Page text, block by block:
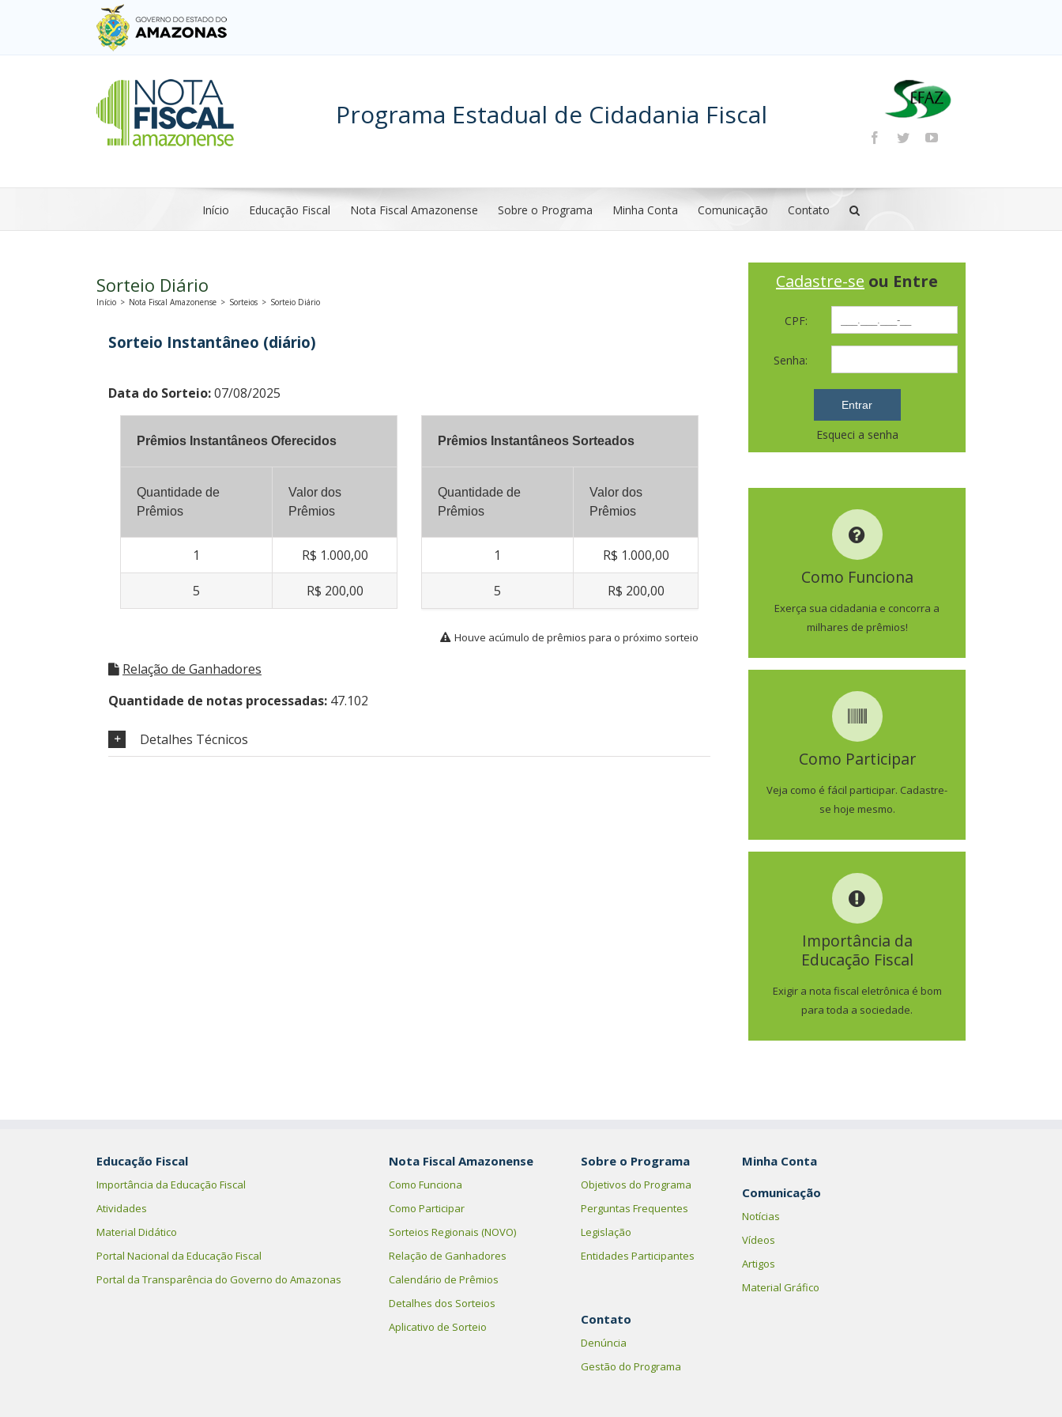
Programa Estadual de Cidadania Fiscal
Início Educação Fiscal Nota Fiscal Amazonense Sobre o Programa Minha Conta Comunicação Contato
Sorteio Diário
Início > Nota Fiscal Amazonense > Sorteios > Sorteio Diário
Sorteio Instantâneo (diário)
Data do Sorteio:07/08/2025
Prêmios Instantâneos Oferecidos
Quantidade de
Prêmios
Valor dos
Prêmios
1 R$ 1.000,00
5 R$ 200,00
Prêmios Instantâneos Sorteados
Quantidade de
Prêmios
Valor dos
Prêmios
1 R$ 1.000,00
5 R$ 200,00
Houve acúmulo de prêmios para o próximo sorteio
Relação de Ganhadores
Quantidade de notas processadas: 47.102
Detalhes Técnicos
Cadastre-se ou Entre
CPF:
Senha:
Esqueci a senha
Como Funciona
Exerça sua cidadania e concorra a
milhares de prêmios!
COMO FUNCIONA
Como Participar
Veja como é fácil participar. Cadastre-
se hoje mesmo.
COMO PARTICIPAR
Importância da
Educação Fiscal
Exigir a nota fiscal eletrônica é bom
para toda a sociedade.
IMPORTÂNCIA DA
SAIBA MAIS
Educação Fiscal
Importância da Educação Fiscal
Atividades
Material Didático
Portal Nacional da Educação Fiscal
Portal da Transparência do Governo do Amazonas
Nota Fiscal Amazonense
Como Funciona
Como Participar
Sorteios Regionais (NOVO)
Relação de Ganhadores
Calendário de Prêmios
Detalhes dos Sorteios
Aplicativo de Sorteio
Sobre o Programa
Objetivos do Programa
Perguntas Frequentes
Legislação
Entidades Participantes
Minha Conta
Comunicação
Notícias
Vídeos
Artigos
Material Gráfico
Contato
Denúncia
Gestão do Programa